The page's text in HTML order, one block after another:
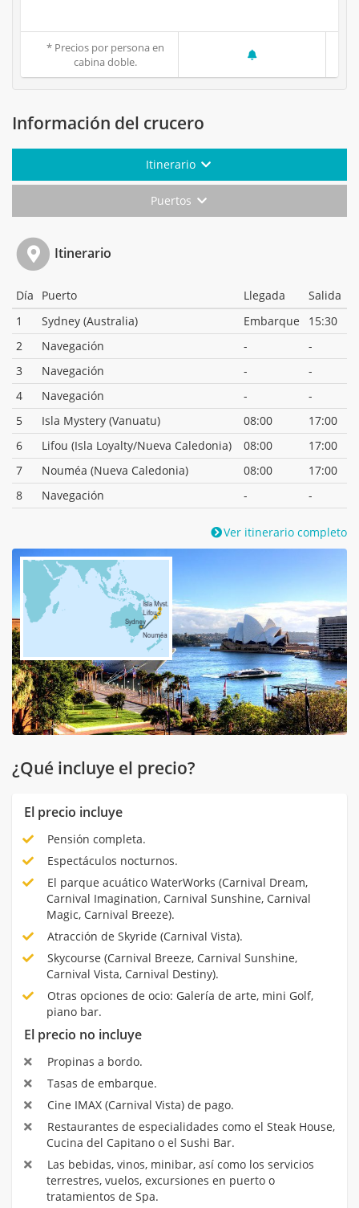
* Precios por persona en
cabina doble.
Información del crucero
Itinerario
Puertos
Itinerario
Día Puerto Llegada
Salida
1
Sydney (Australia) Embarque
15:30
2
Navegación -
-
3
Navegación -
-
4
Navegación -
-
5
Isla Mystery (Vanuatu) 08:00
17:00
6
Lifou (Isla Loyalty/Nueva Caledonia) 08:00
17:00
7
Nouméa (Nueva Caledonia) 08:00
17:00
8
Navegación - -
Ver itinerario completo
¿Qué incluye el precio?
El precio incluye
Pensión completa.
Espectáculos nocturnos.
El parque acuático WaterWorks (Carnival Dream,
Carnival Imagination, Carnival Sunshine, Carnival
Magic, Carnival Breeze).
Atracción de Skyride (Carnival Vista).
Skycourse (Carnival Breeze, Carnival Sunshine,
Carnival Vista, Carnival Destiny).
Otras opciones de ocio: Galería de arte, mini Golf,
piano bar.
El precio no incluye
Propinas a bordo.
Tasas de embarque.
Cine IMAX (Carnival Vista) de pago.
Restaurantes de especialidades como el Steak House,
Cucina del Capitano o el Sushi Bar.
Las bebidas, vinos, minibar, así como los servicios
terrestres, vuelos, excursiones en puerto o
tratamientos de Spa.